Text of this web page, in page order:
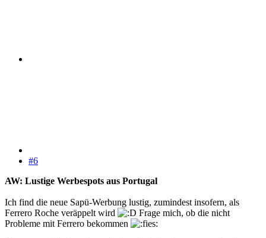
#6
AW: Lustige Werbespots aus Portugal
Ich find die neue Sapü-Werbung lustig, zumindest insofern, als
Ferrero Roche veräppelt wird
Frage mich, ob die nicht
Probleme mit Ferrero bekommen